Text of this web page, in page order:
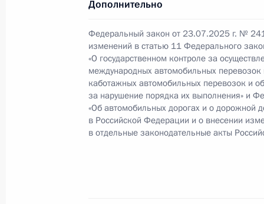
Государственные и
23 июля 2025 года, 17:05
Упрощён бухгалтерский учёт и
23 июля 2025 года, 17:00
Дополнительно
Федеральный закон от 23.07.2025 г. №
изменений в статью 11 Федерального
«О государственном контроле за
международных автомобильных перевозок
каботажных автомобильных перевозок и об
за нарушение порядка их выполнения» и
«Об автомобильных дорогах и о дорожной
в Российской Федерации и о внесении
в отдельные законодательные акты